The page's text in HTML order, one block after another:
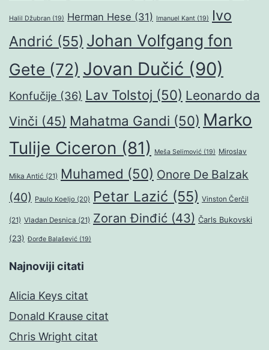
Halil Džubran (19) Herman Hese (31) Imanuel Kant (19)
Ivo
Andrić (55) Johan Volfgang fon
Gete (72) Jovan Dučić (90)
Konfučije (36) Lav Tolstoj (50) Leonardo da
Vinči (45) Mahatma Gandi (50) Marko
Tulije Ciceron (81) Meša Selimović (19) Miroslav
Mika Antić (21) Muhamed (50) Onore De Balzak
(40) Paulo Koeljo (20) Petar Lazić (55) Vinston Čerčil
(21) Vladan Desnica (21) Zoran Đinđić (43) Čarls Bukovski
(23) Đorđe Balašević (19)
Najnoviji citati
Alicia Keys citat
Donald Krause citat
Chris Wright citat